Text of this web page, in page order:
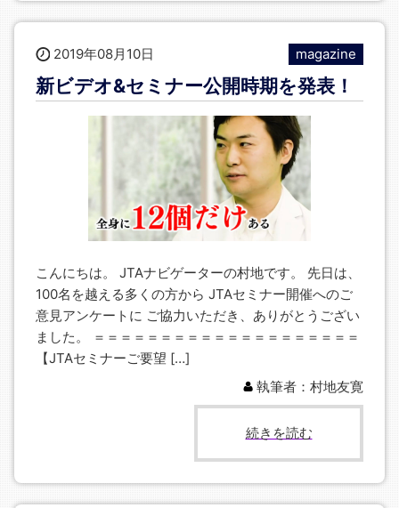
2019年08月10日 magazine
新ビデオ&セミナー公開時期を発表！
こんにちは。 JTAナビゲーターの村地です。 先日は、
100名を越える多くの方から JTAセミナー開催へのご
意見アンケートに ご協力いただき、ありがとうござい
ました。 ＝＝＝＝＝＝＝＝＝＝＝＝＝＝＝＝＝＝＝＝
【JTAセミナーご要望 […]
執筆者：村地友寛
続きを読む